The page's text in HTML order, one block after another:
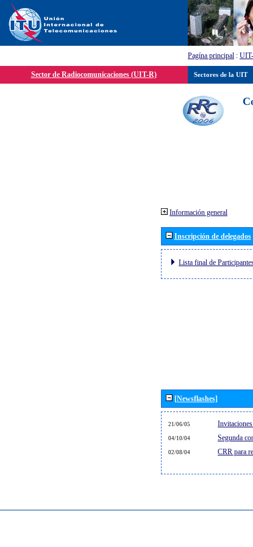
Pagína principal :
Sector de Radiocomunicaciones (UIT-R)
Información general
Inscripción de delegados
Lista final de
[Newsflashes]
21/06/05 Invitaciones
04/10/04 Segunda
02/08/04 CRR para
Sectores de la UIT